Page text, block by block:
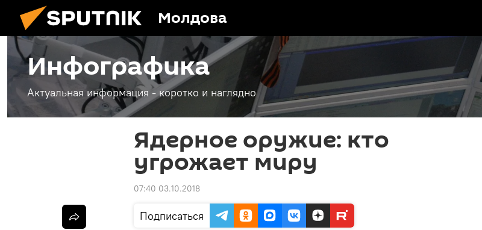
Молдова
Инфографика
Актуальная информация - коротко и наглядно
Ядерное оружие: кто
угрожает миру
07:40 03.10.2018
Подписаться